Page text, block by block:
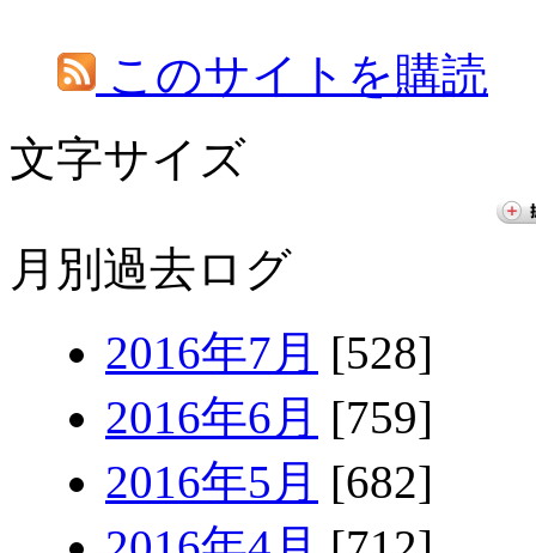
このサイトを購読
文字サイズ
月別過去ログ
2016年7月 [528]
2016年6月 [759]
2016年5月 [682]